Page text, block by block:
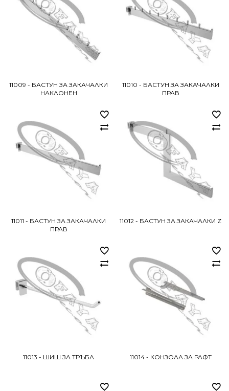
11009 - БАСТУН ЗА ЗАКАЧАЛКИ
НАКЛОНЕН
11010 - БАСТУН ЗА ЗАКАЧАЛКИ
ПРАВ
11011 - БАСТУН ЗА ЗАКАЧАЛКИ
ПРАВ
11012 - БАСТУН ЗА ЗАКАЧАЛКИ Z
11013 - ШИШ ЗА ТРЪБА 11014 - КОНЗОЛА ЗА РАФТ